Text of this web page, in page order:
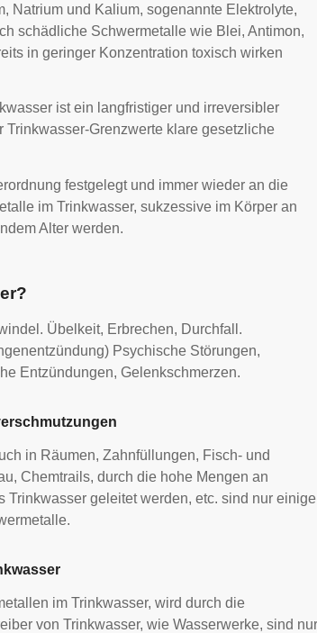
Natrium und Kalium, sogenannte Elektrolyte,
schädliche Schwermetalle wie Blei, Antimon,
in geringer Konzentration toxisch wirken
ist ein langfristiger und irreversibler
Grenzwerte klare gesetzliche
festgelegt und immer wieder an die
im Trinkwasser, sukzessive im Körper an
Alter werden.
Übelkeit, Erbrechen, Durchfall.
Psychische Störungen,
Entzündungen, Gelenkschmerzen.
in Räumen, Zahnfüllungen, Fisch- und
Chemtrails, durch die hohe Mengen an
geleitet werden, etc. sind nur einige
im Trinkwasser, wird durch die
von Trinkwasser, wie Wasserwerke, sind nur